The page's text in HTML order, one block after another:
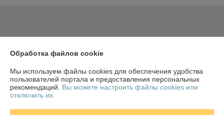
Обработка файлов cookie
Мы используем файлы cookies для обеспечения удобства
пользователей портала и предоставления персональных
рекомендаций. Вы можете настроить файлы cookies или
отключить их.